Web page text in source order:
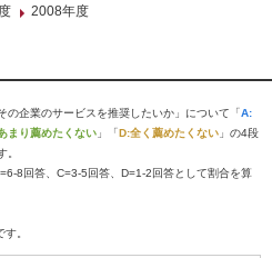
2008年度
の企業のサービスを推奨したいか」について「A:
まり薦めたくない 」「D:全く薦めたくない 」の4段
。
8回答、C=3-5回答、D=1-2回答として割合を算
。